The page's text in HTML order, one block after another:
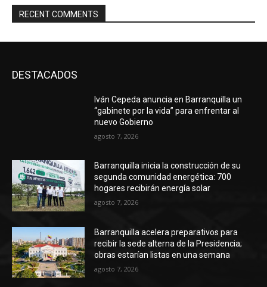
RECENT COMMENTS
DESTACADOS
Iván Cepeda anuncia en Barranquilla un
“gabinete por la vida” para enfrentar al
nuevo Gobierno
agosto 7, 2026
Barranquilla inicia la construcción de su
segunda comunidad energética: 700
hogares recibirán energía solar
agosto 7, 2026
Barranquilla acelera preparativos para
recibir la sede alterna de la Presidencia;
obras estarían listas en una semana
agosto 7, 2026